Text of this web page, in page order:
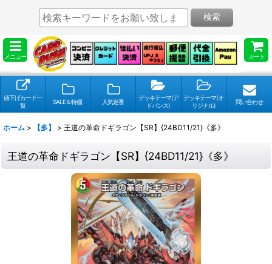
メニュー カート
検索
値下げカード一
覧
SALE＆特価 人気定番
デッキテーマ(ア
ドバンス)
デッキテーマ(オ
リジナル)
問い合わせ
ホーム > 【多】 > 王道の革命ドギラゴン【SR】{24BD11/21}《多》
王道の革命ドギラゴン【SR】{24BD11/21}《多》